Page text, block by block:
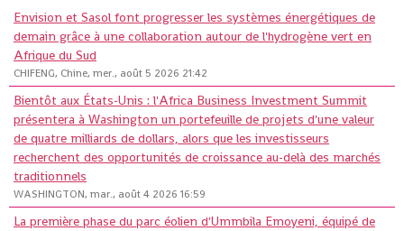
Envision et Sasol font progresser les systèmes énergétiques de
demain grâce à une collaboration autour de l'hydrogène vert en
Afrique du Sud
CHIFENG, Chine, mer., août 5 2026 21:42
Bientôt aux États-Unis : l'Africa Business Investment Summit
présentera à Washington un portefeuille de projets d'une valeur
de quatre milliards de dollars, alors que les investisseurs
recherchent des opportunités de croissance au-delà des marchés
traditionnels
WASHINGTON, mar., août 4 2026 16:59
La première phase du parc éolien d'Ummbila Emoyeni, équipé de